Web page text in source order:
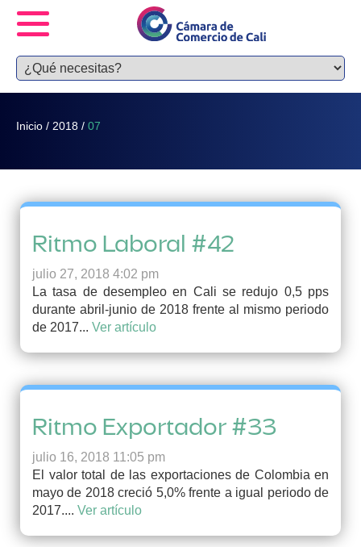
Inicio / 2018 / 07
Ritmo Laboral #42
julio 27, 2018 4:02 pm
La tasa de desempleo en Cali se redujo 0,5 pps
durante abril-junio de 2018 frente al mismo periodo
de 2017... Ver artículo
Ritmo Exportador #33
julio 16, 2018 11:05 pm
El valor total de las exportaciones de Colombia en
mayo de 2018 creció 5,0% frente a igual periodo de
2017.... Ver artículo